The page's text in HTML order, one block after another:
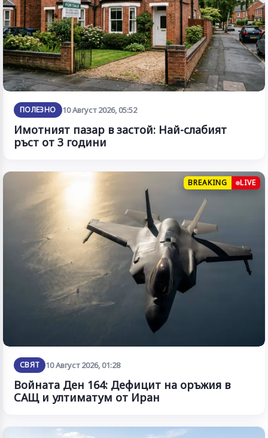
ПОЛЕЗНО 10 Август 2026, 05:52
Имотният пазар в застой: Най-слабият
ръст от 3 години
BREAKING LIVE
СВЯТ 10 Август 2026, 01:28
Войната Ден 164: Дефицит на оръжия в
САЩ и ултиматум от Иран